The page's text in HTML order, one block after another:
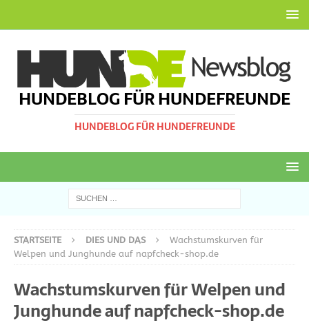
HUNDEBLOG FÜR HUNDEFREUNDE
HUNDEBLOG FÜR HUNDEFREUNDE
STARTSEITE DIES UND DAS
Wachstumskurven für
Welpen und Junghunde auf napfcheck-shop.de
Wachstumskurven für Welpen und
Junghunde auf napfcheck-shop.de